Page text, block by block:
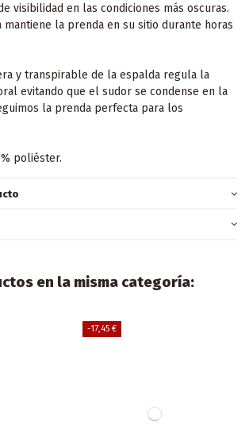
visibilidad en las condiciones más oscuras.
mantiene la prenda en su sitio durante horas
y transpirable de la espalda regula la
evitando que el sudor se condense en la
la prenda perfecta para los
poliéster.
en la misma categoría:
-17,45 €